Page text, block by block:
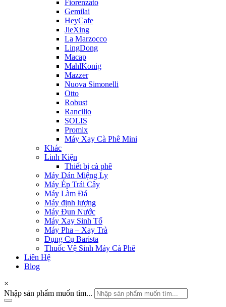
Fiorenzato
Gemilai
HeyCafe
JieXing
La Marzocco
LingDong
Macap
MahlKonig
Mazzer
Nuova Simonelli
Otto
Robust
Rancilio
SOLIS
Promix
Máy Xay Cà Phê Mini
Khác
Linh Kiện
Thiết bị cà phê
Máy Dán Miệng Ly
Máy Ép Trái Cây
Máy Làm Đá
Máy định lượng
Máy Đun Nước
Máy Xay Sinh Tố
Máy Pha – Xay Trà
Dụng Cụ Barista
Thuốc Vệ Sinh Máy Cà Phê
Liên Hệ
Blog
×
Nhập sản phẩm muốn tìm...